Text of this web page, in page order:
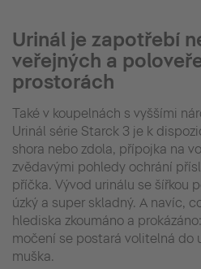
Urinál je zapotřebí
veřejných a
prostorách
Také v koupelnách s vyššími
Urinál série Starck 3 je k
shora nebo zdola, přípojka na
zvědavými pohledy ochrání
příčka. Vývod urinálu se šířkou
úzký a super skladný. A navíc,
hlediska zkoumáno a
močení se postará volitelná do
muška.